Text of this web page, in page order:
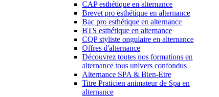
CAP esthétique en alternance
Brevet pro esthétique en alternance
Bac pro esthétique en alternance
BTS esthétique en alternance
CQP styliste ongulaire en alternance
Offres d'alternance
Découvrez toutes nos formations en
alternance tous univers confondus
Alternance SPA & Bien-Etre
Titre Praticien animateur de Spa en
alternance